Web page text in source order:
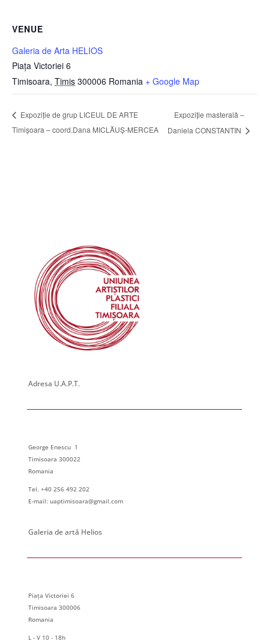
VENUE
Galeria de Arta HELIOS
Piața Victoriei 6
Timisoara, Timis 300006 Romania + Google Map
Expoziție de grup LICEUL DE ARTE
Timișoara – coord.Dana MICLĂUȘ-MERCEA
Expoziție masterală –
Daniela CONSTANTIN
Adresa U.A.P.T.
George Enescu 1
Timisoara 300022
Romania
Tel. +40 256 492 202
E-mail: uaptimisoara@gmail.com
Galeria de artă Helios
Piața Victoriei 6
Timisoara 300006
Romania
L - V 10 - 18h